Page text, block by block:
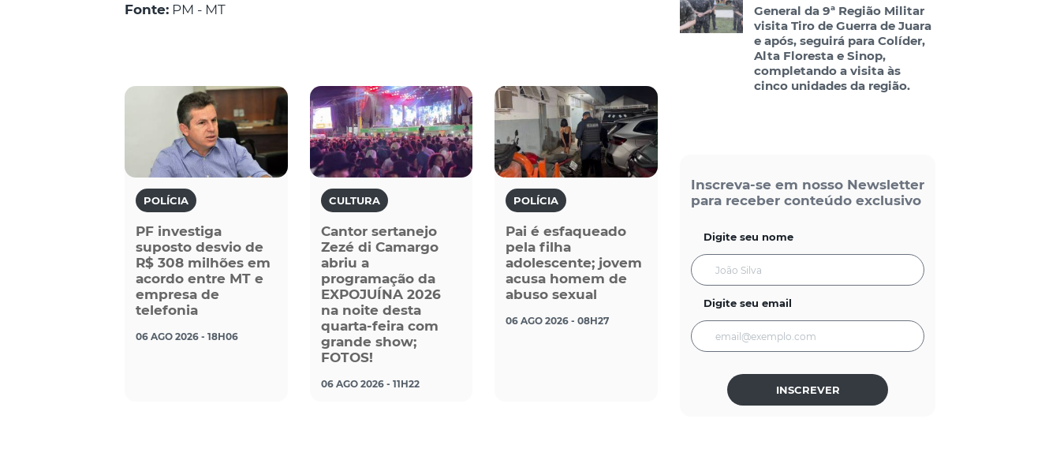
Fonte: PM - MT
POLÍCIA
PF investiga
suposto desvio de
R$ 308 milhões em
acordo entre MT e
empresa de
telefonia
06 AGO 2026 - 18H06
CULTURA
Cantor sertanejo
Zezé di Camargo
abriu a
programação da
EXPOJUÍNA 2026
na noite desta
quarta-feira com
grande show;
FOTOS!
06 AGO 2026 - 11H22
POLÍCIA
Pai é esfaqueado
pela filha
adolescente; jovem
acusa homem de
abuso sexual
06 AGO 2026 - 08H27
General da 9ª Região Militar
visita Tiro de Guerra de Juara
e após, seguirá para Colíder,
Alta Floresta e Sinop,
completando a visita às
cinco unidades da região.
Inscreva-se em nosso Newsletter
para receber conteúdo exclusivo
Digite seu nome
Digite seu email
INSCREVER